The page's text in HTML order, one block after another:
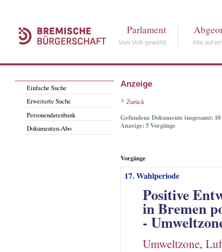
Parlament
Vom Volk gewählt Alle auf
Einfache Suche
Erweiterte Suche
Personendatenbank
Dokumenten-Abo
Anzeige
Zurück
Gefundene Dokumente insgesamt: 10
Anzeige: 5 Vorgänge
Vorgänge
17. Wahlperiode
Positive
in Bremen
-
Umweltzone,